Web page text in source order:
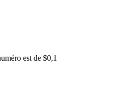
est de $0,1